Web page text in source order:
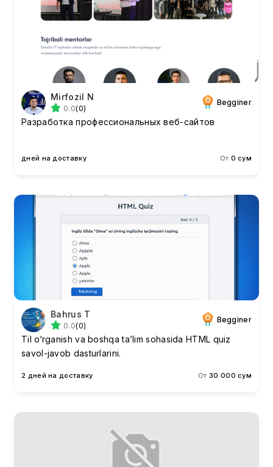
Mirfozil N
0.0(0)
Begginer
Разработка профессиональных веб-сайтов
дней на доставку От 0 сум
Bahrus T
0.0(0)
Begginer
Til o‘rganish va boshqa ta’lim sohasida HTML quiz
savol-javob dasturlarini.
2 дней на доставку От 30 000 сум